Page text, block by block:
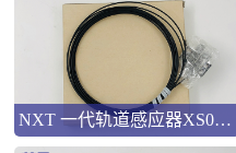
NXT 一代轨道感应器XS01454